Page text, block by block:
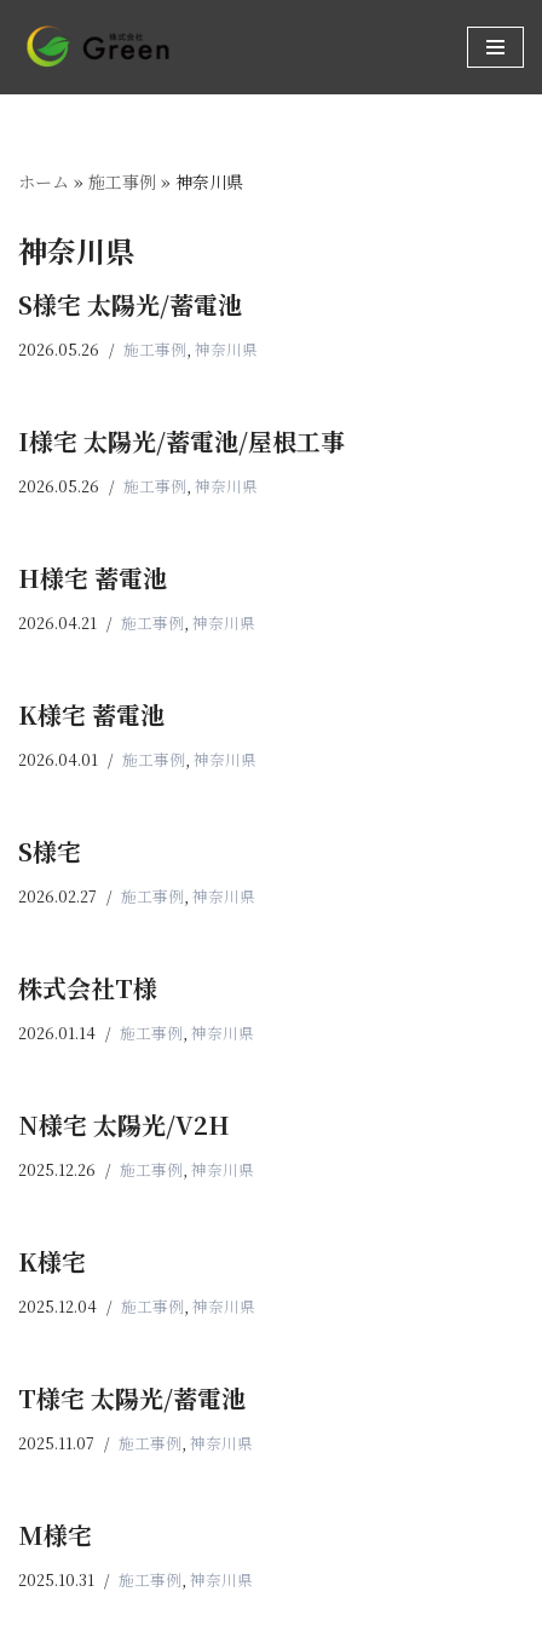
コ
ン
ツ
ス
ッ
プ
ホーム » 施工事例 » 神奈川県
神奈川県
S様宅 太陽光/蓄電池
2026.05.26 施工事例, 神奈川県
I様宅 太陽光/蓄電池/屋根工事
2026.05.26 施工事例, 神奈川県
H様宅 蓄電池
2026.04.21 施工事例, 神奈川県
K様宅 蓄電池
2026.04.01 施工事例, 神奈川県
S様宅
2026.02.27 施工事例, 神奈川県
株式会社T様
2026.01.14 施工事例, 神奈川県
N様宅 太陽光/V2H
2025.12.26 施工事例, 神奈川県
K様宅
2025.12.04 施工事例, 神奈川県
T様宅 太陽光/蓄電池
2025.11.07 施工事例, 神奈川県
M様宅
2025.10.31 施工事例, 神奈川県